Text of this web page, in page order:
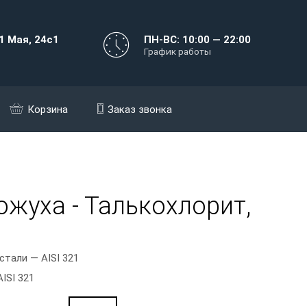
Мая, 24с1 ПН-ВС: 10:00 — 22:00
График работы
Корзина Заказ звонка
- Талькохлорит,
— AISI 321
321